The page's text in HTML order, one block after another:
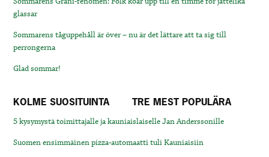
glassar
Sommarens tåguppehåll är över – nu är det lättare att ta sig till
perrongerna
Glad sommar!
KOLME SUOSITUINTA TRE MEST POPULÄRA
5 kysymystä toimittajalle ja kauniaislaiselle Jan Anderssonille
Suomen ensimmäinen pizza-automaatti tuli Kauniaisiin